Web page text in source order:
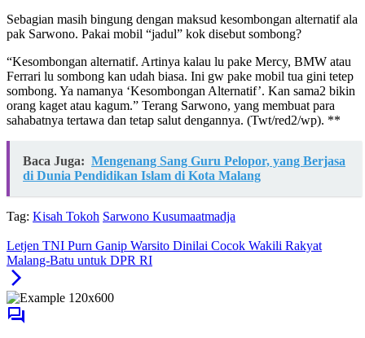
Sebagian masih bingung dengan maksud kesombongan alternatif ala
pak Sarwono. Pakai mobil “jadul” kok disebut sombong?
“Kesombongan alternatif. Artinya kalau lu pake Mercy, BMW atau
Ferrari lu sombong kan udah biasa. Ini gw pake mobil tua gini tetep
sombong. Ya namanya ‘Kesombongan Alternatif’. Kan sama2 bikin
orang kaget atau kagum.” Terang Sarwono, yang membuat para
sahabatnya tertawa dan tetap salut dengannya. (Twt/red2/wp). **
Baca Juga: Mengenang Sang Guru Pelopor, yang Berjasa
di Dunia Pendidikan Islam di Kota Malang
Tag: Kisah Tokoh Sarwono Kusumaatmadja
Letjen TNI Purn Ganip Warsito Dinilai Cocok Wakili Rakyat
Malang-Batu untuk DPR RI